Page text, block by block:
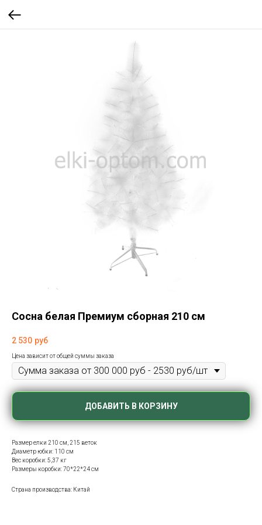
Сосна белая Премиум сборная 210 см
2 530 руб
Цена зависит от общей суммы заказа
ДОБАВИТЬ В КОРЗИНУ
Размер елки 210 см, 215 веток
Диаметр юбки: 110 см
Вес коробки: 5,37 кг
Размеры коробки: 70*22*24 см
Страна производства: Китай